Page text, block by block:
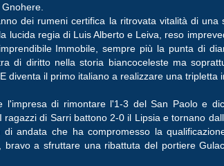
dei rumeni certifica la ritrovata vitalità di una
lucida regia di Luis Alberto e Leiva, reso
Immobile, sempre più la punta di
di diritto nella storia biancoceleste ma
diventa il primo italiano a realizzare una tripletta
l'impresa di rimontare l'1-3 del San Paolo e
ragazzi di Sarri battono 2-0 il Lipsia e tornano
di andata che ha compromesso la
bravo a sfruttare una ribattuta del portiere